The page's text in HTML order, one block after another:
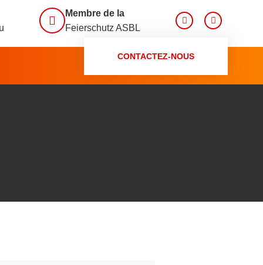
Membre de la
Feierschutz ASBL
CONTACTEZ-NOUS